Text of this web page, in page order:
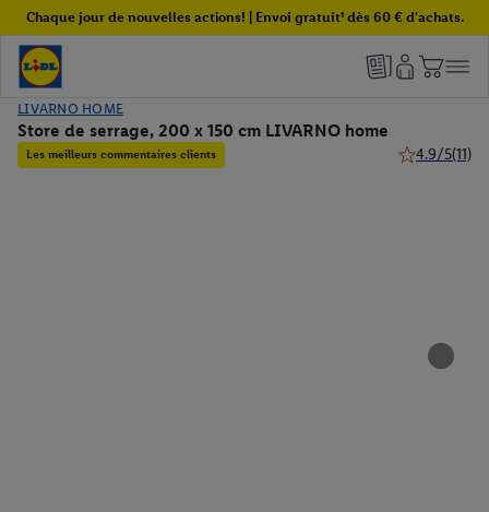
Chaque jour de nouvelles actions! | Envoi gratuit¹ dès 60 € d'achats.
LIVARNO HOME
Store de serrage, 200 x 150 cm LIVARNO home
Les meilleurs commentaires clients 4.9/5(11)